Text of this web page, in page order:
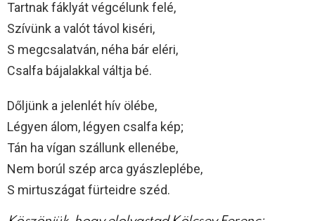
Tartnak fáklyát végcélunk felé,
Szívünk a valót távol kiséri,
S megcsalatván, néha bár eléri,
Csalfa bájalakkal váltja bé.
Dőljünk a jelenlét hív ölébe,
Légyen álom, légyen csalfa kép;
Tán ha vígan szállunk ellenébe,
Nem borúl szép arca gyászleplébe,
S mirtuszágat fürteidre széd.